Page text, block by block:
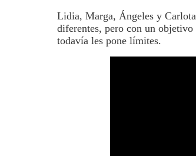
Lidia, Marga, Ángeles y
diferentes, pero con un
todavía les pone límites.